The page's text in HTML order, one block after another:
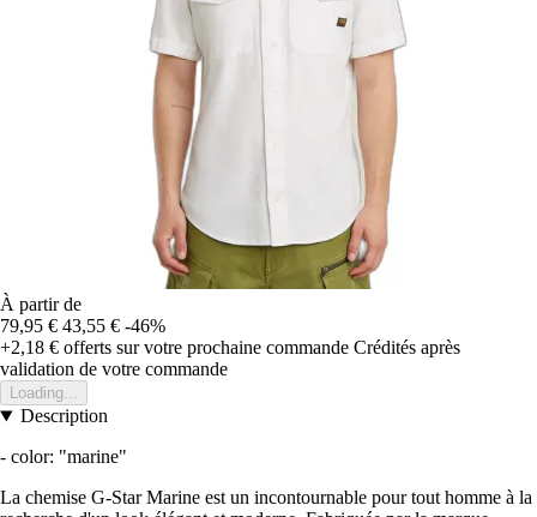
À partir de
79,95 € 43,55 € -46%
+2,18 € offerts sur votre prochaine commande Crédités après
validation de votre commande
Loading...
Description
- color: "marine"
La chemise G-Star Marine est un incontournable pour tout homme à la